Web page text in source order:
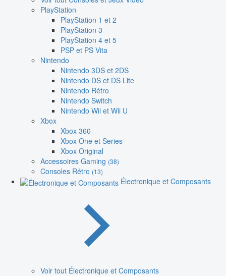
PlayStation
PlayStation 1 et 2
PlayStation 3
PlayStation 4 et 5
PSP et PS Vita
Nintendo
Nintendo 3DS et 2DS
Nintendo DS et DS Lite
Nintendo Rétro
Nintendo Switch
Nintendo Wii et Wii U
Xbox
Xbox 360
Xbox One et Series
Xbox Original
Accessoires Gaming (38)
Consoles Rétro (13)
Électronique et Composants
Voir tout Électronique et Composants